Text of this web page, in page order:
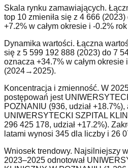
Skala rynku zamawiających.
top 10 zmieniła się z 4 666
+7.2% w całym okresie i -0.2%
Dynamika wartości. Łączna
się z 5 599 192 888 (2023) do 7
oznacza +34.7% w całym okresie
(2024→2025).
Koncentracja i zmienność. W
postępowań jest
POZNANIU (936, udział
UNIWERSYTECKI SZPITAL
296 425 178, udział +17.2%).
latami wynosi 345 dla liczby i 26
Wniosek trendowy. Najsilniejszy
2023–2025 odnotował